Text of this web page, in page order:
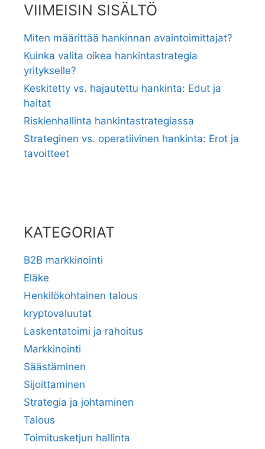
VIIMEISIN SISÄLTÖ
Miten määrittää hankinnan avaintoimittajat?
Kuinka valita oikea hankintastrategia
yritykselle?
Keskitetty vs. hajautettu hankinta: Edut ja
haitat
Riskienhallinta hankintastrategiassa
Strateginen vs. operatiivinen hankinta: Erot ja
tavoitteet
KATEGORIAT
B2B markkinointi
Eläke
Henkilökohtainen talous
kryptovaluutat
Laskentatoimi ja rahoitus
Markkinointi
Säästäminen
Sijoittaminen
Strategia ja johtaminen
Talous
Toimitusketjun hallinta